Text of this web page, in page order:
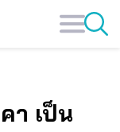
า เป็น